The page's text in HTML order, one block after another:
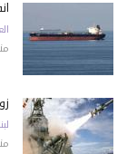
منذ
منذ